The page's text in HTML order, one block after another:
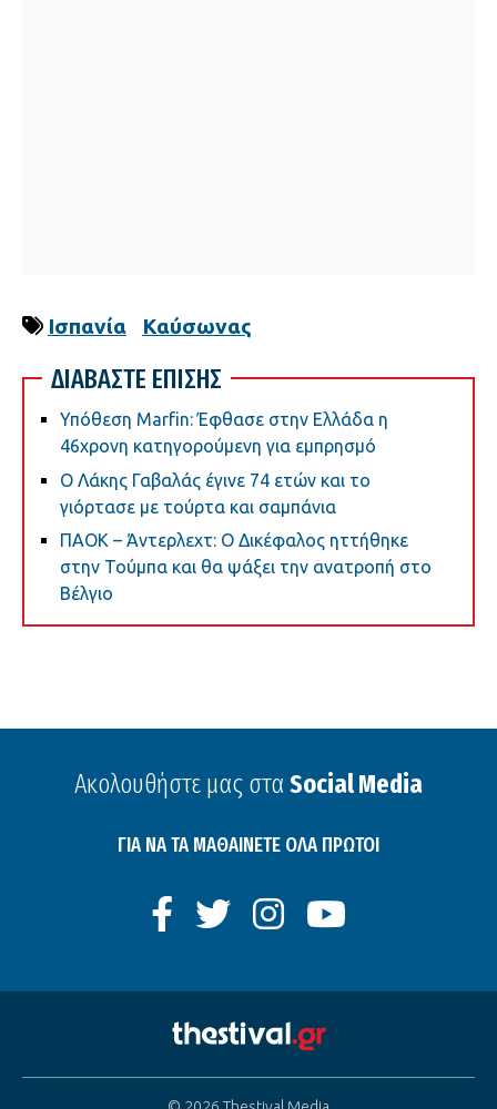
Ισπανία Καύσωνας
ΔΙΑΒΑΣΤΕ ΕΠΙΣΗΣ
Υπόθεση Marfin: Έφθασε στην Ελλάδα η
46χρονη κατηγορούμενη για εμπρησμό
Ο Λάκης Γαβαλάς έγινε 74 ετών και το
γιόρτασε με τούρτα και σαμπάνια
ΠΑΟΚ – Άντερλεχτ: Ο Δικέφαλος ηττήθηκε
στην Τούμπα και θα ψάξει την ανατροπή στο
Βέλγιο
Ακολουθήστε μας στα Social Media
ΓΙΑ ΝΑ ΤΑ ΜΑΘΑΙΝΕΤΕ ΟΛΑ ΠΡΩΤΟΙ